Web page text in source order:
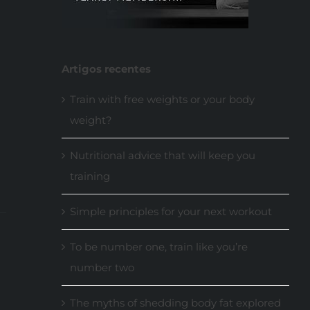
Artigos recentes
Train with free weights or your body
weight?
Nutritional advice that will keep you
training
Simple principles for your next workout
To be number one, train like you’re
number two
The myths of shedding body fat explored